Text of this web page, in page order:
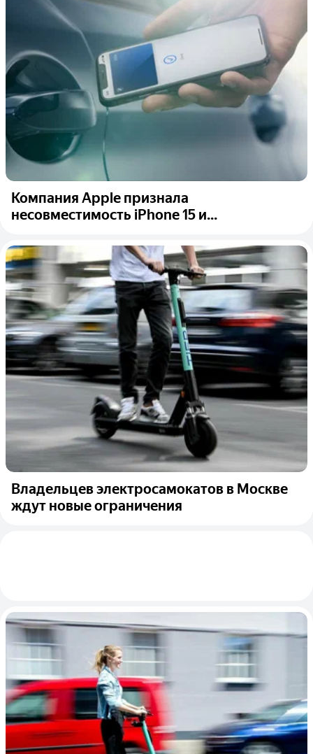
Компания Apple признала
несовместимость iPhone 15 и...
Владельцев электросамокатов в Москве
ждут новые ограничения